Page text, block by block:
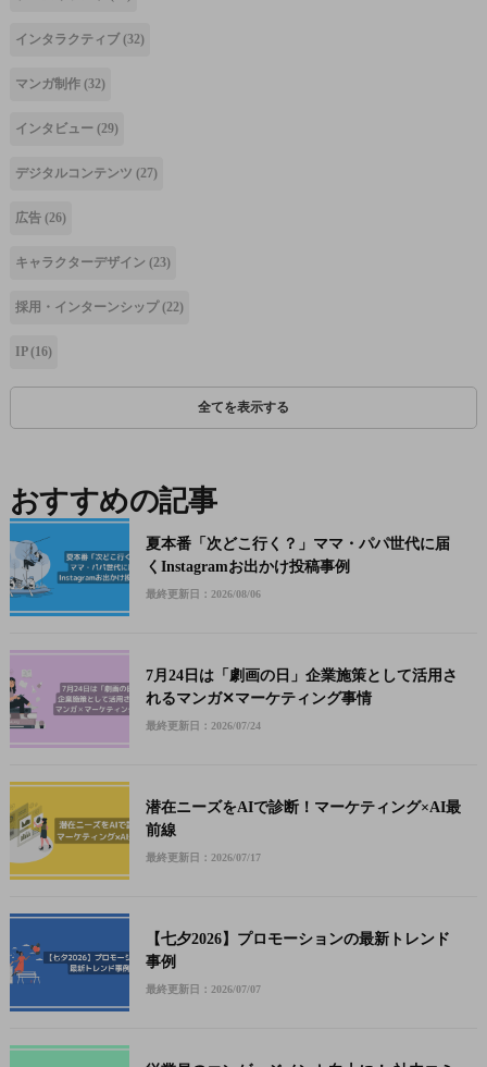
インタラクティブ(32)
マンガ制作 (32)
インタビュー (29)
デジタルコンテンツ (27)
広告 (26)
キャラクターデザイン (23)
採用・インターンシップ(22)
IP(16)
全てを表示する
おすすめの記事
夏本番「次どこ行く？」ママ・パパ世代に届
くInstagramお出かけ投稿事例
最終更新日：2026/08/06
7月24日は「劇画の日」企業施策として活用さ
れるマンガ✕マーケティング事情
最終更新日：2026/07/24
潜在ニーズをAIで診断！マーケティング×AI最
前線
最終更新日：2026/07/17
【七夕2026】プロモーションの最新トレンド
事例
最終更新日：2026/07/07